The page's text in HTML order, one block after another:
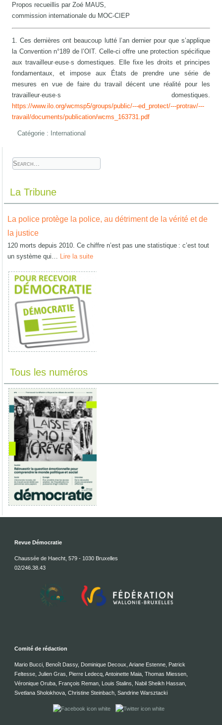
Propos recueillis par Zoé MAUS,
commission internationale du MOC-CIEP
1. Ces dernières ont beaucoup lutté l’an dernier pour que s’applique
la Convention n°189 de l’OIT. Celle-ci offre une protection spécifique
aux travailleur·euse·s domestiques. Elle fixe les droits et principes
fondamentaux, et impose aux États de prendre une série de
mesures en vue de faire du travail décent une réalité pour les
travailleur·euse·s domestiques.
https://www.ilo.org/wcmsp5/groups/public/---ed_protect/---protrav/---
travail/documents/publication/wcms_163731.pdf
Catégorie : International
La Tribune
La police protège la police, au détriment de la vérité et de
la justice
120 morts depuis 2010. Ce chiffre n’est pas une statistique : c’est tout
un système qui…
Lire la suite
Tous les numéros
Revue Démocratie
Chaussée de Haecht, 579 - 1030 Bruxelles
02/246.38.43
Comité de rédaction
Mario Bucci, Benoît Dassy, Dominique Decoux, Ariane Estenne, Patrick
Feltesse, Julien Gras, Pierre Ledecq, Antoinette Maia, Thomas Miessen,
Véronique Oruba, François Reman, Louis Stalins, Nabil Sheikh Hassan,
Svetlana Sholokhova, Christine Steinbach, Sandrine Warsztacki